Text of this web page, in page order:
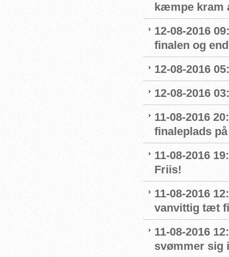
kæmpe kram
12-08-2016
finalen og
12-08-2016
12-08-2016
11-08-2016
finaleplads
11-08-2016
Friis!
11-08-2016
vanvittig tæt
11-08-2016
svømmer sig